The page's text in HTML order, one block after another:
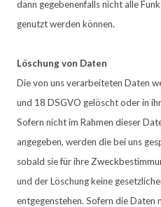
dann gegebenenfalls nicht alle
genutzt werden können.
Löschung von Daten
Die von uns verarbeiteten Daten
und 18 DSGVO gelöscht oder in
Sofern nicht im Rahmen dieser
angegeben, werden die bei uns
sobald sie für ihre
und der Löschung keine
entgegenstehen. Sofern die Daten